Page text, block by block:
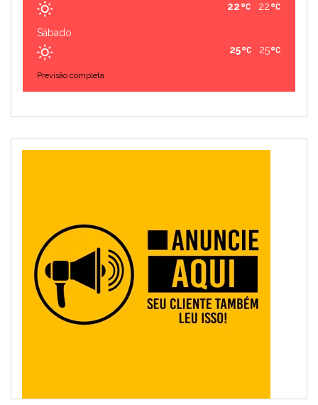
22
22
Sábado
25
25
Previsão completa